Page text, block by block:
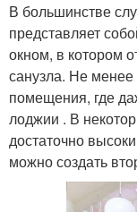
В большинстве
представляет
окном, в котором
санузла. Не
помещения, где
лоджии . В
достаточно
можно создать